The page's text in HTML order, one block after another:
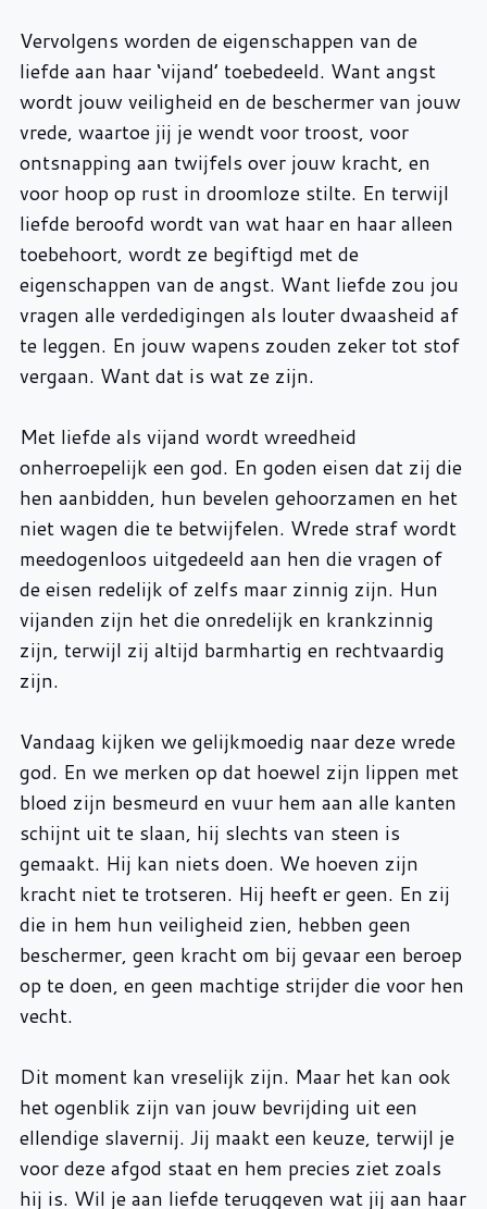
Vervolgens worden de eigenschappen van de
liefde aan haar ‘vijand’ toebedeeld. Want angst
wordt jouw veiligheid en de beschermer van jouw
vrede, waartoe jij je wendt voor troost, voor
ontsnapping aan twijfels over jouw kracht, en
voor hoop op rust in droomloze stilte. En terwijl
liefde beroofd wordt van wat haar en haar alleen
toebehoort, wordt ze begiftigd met de
eigenschappen van de angst. Want liefde zou jou
vragen alle verdedigingen als louter dwaasheid af
te leggen. En jouw wapens zouden zeker tot stof
vergaan. Want dat is wat ze zijn.
Met liefde als vijand wordt wreedheid
onherroepelijk een god. En goden eisen dat zij die
hen aanbidden, hun bevelen gehoorzamen en het
niet wagen die te betwijfelen. Wrede straf wordt
meedogenloos uitgedeeld aan hen die vragen of
de eisen redelijk of zelfs maar zinnig zijn. Hun
vijanden zijn het die onredelijk en krankzinnig
zijn, terwijl zij altijd barmhartig en rechtvaardig
zijn.
Vandaag kijken we gelijkmoedig naar deze wrede
god. En we merken op dat hoewel zijn lippen met
bloed zijn besmeurd en vuur hem aan alle kanten
schijnt uit te slaan, hij slechts van steen is
gemaakt. Hij kan niets doen. We hoeven zijn
kracht niet te trotseren. Hij heeft er geen. En zij
die in hem hun veiligheid zien, hebben geen
beschermer, geen kracht om bij gevaar een beroep
op te doen, en geen machtige strijder die voor hen
vecht.
Dit moment kan vreselijk zijn. Maar het kan ook
het ogenblik zijn van jouw bevrijding uit een
ellendige slavernij. Jij maakt een keuze, terwijl je
voor deze afgod staat en hem precies ziet zoals
hij is. Wil je aan liefde teruggeven wat jij aan haar